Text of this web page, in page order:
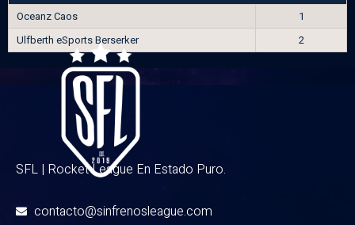
Oceanz Caos
1
Ulfberth eSports Berserker
2
SFL | Rocket League En Estado Puro.
contacto@sinfrenosleague.com